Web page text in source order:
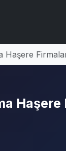
Haşere
Haşere